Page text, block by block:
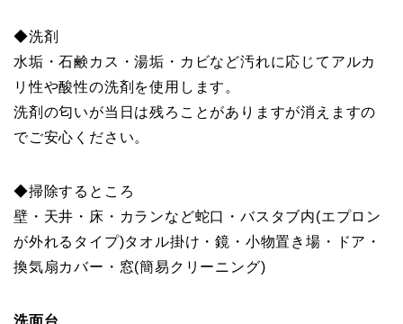
◆洗剤
水垢・石鹸カス・湯垢・カビなど汚れに応じてアルカ
リ性や酸性の洗剤を使用します。
洗剤の匂いが当日は残ろことがありますが消えますの
でご安心ください。
◆掃除するところ
壁・天井・床・カランなど蛇口・バスタブ内(エプロン
が外れるタイプ)タオル掛け・鏡・小物置き場・ドア・
換気扇カバー・窓(簡易クリーニング)
洗面台